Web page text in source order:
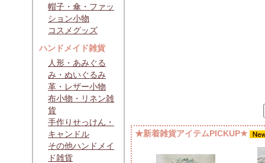
帽子・傘・ファッ
ション小物
コスメグッズ
ハンドメイド雑貨
人形・あみぐる
み・ぬいぐるみ
革・レザー小物
布小物・リネン雑
貨
手作りせっけん・
キャンドル
その他ハンドメイ
ド雑貨
★新着雑貨アイテムPICKUP★